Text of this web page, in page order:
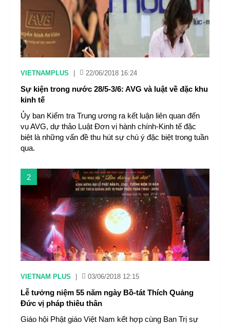
VIETNAMPLUS 22/06/2018 16:24
Sự kiện trong nước 28/5-3/6: AVG và luật về đặc khu
kinh tế
Ủy ban Kiểm tra Trung ương ra kết luận liên quan đến
vụ AVG, dự thảo Luật Đơn vị hành chính-Kinh tế đặc
biệt là những vấn đề thu hút sự chú ý đặc biệt trong tuần
qua.
2
VIETNAM PLUS 03/06/2018 12:15
Lễ tưởng niệm 55 năm ngày Bồ-tát Thích Quảng
Đức vị pháp thiêu thân
Giáo hội Phật giáo Việt Nam kết hợp cùng Ban Trị sự